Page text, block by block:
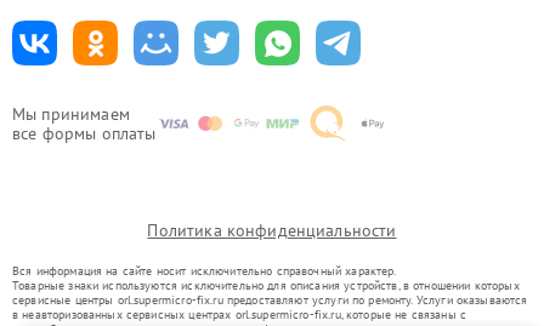
Мы принимаем
все формы оплаты
Политика конфиденциальности
Вся информация на сайте носит исключительно справочный характер.
Товарные знаки используются исключительно для описания устройств, в отношении которых
сервисные центры orl.supermicro-fix.ru предоставляют услуги по ремонту. Услуги оказываются
в неавторизованных сервисных центрах orl.supermicro-fix.ru, которые не связаны с